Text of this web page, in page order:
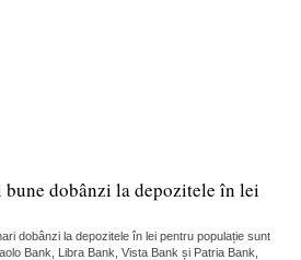
bune dobânzi la depozitele în lei
dobânzi la depozitele în lei pentru populație sunt
Bank, Libra Bank, Vista Bank și Patria Bank,